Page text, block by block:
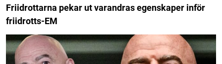
Friidrottarna pekar ut varandras egenskaper inför
friidrotts-EM